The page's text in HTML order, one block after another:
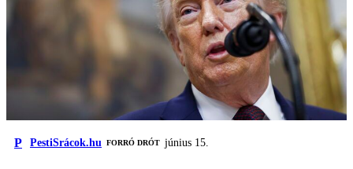
P PestiSrácok.hu FORRÓ DRÓT június 15.